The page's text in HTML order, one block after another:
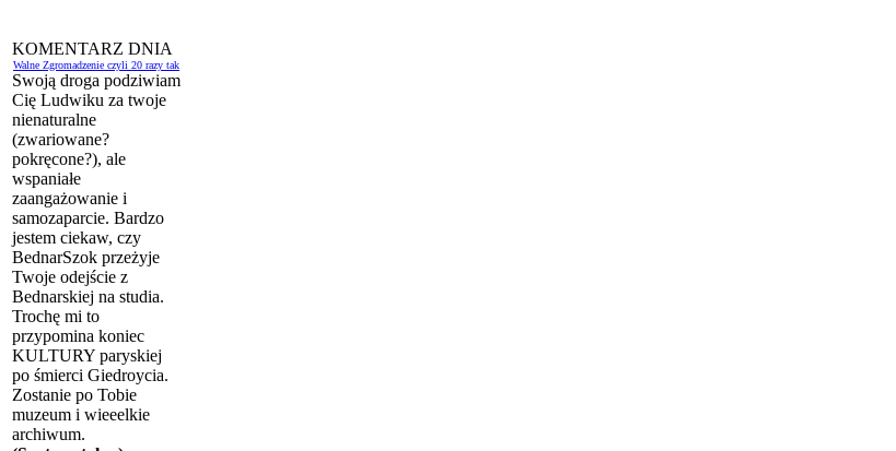
KOMENTARZ DNIA
Walne Zgromadzenie czyli 20 razy tak
Swoją droga podziwiam
Cię Ludwiku za twoje
nienaturalne
(zwariowane?
pokręcone?), ale
wspaniałe
zaangażowanie i
samozaparcie. Bardzo
jestem ciekaw, czy
BednarSzok przeżyje
Twoje odejście z
Bednarskiej na studia.
Trochę mi to
przypomina koniec
KULTURY paryskiej
po śmierci Giedroycia.
Zostanie po Tobie
muzeum i wieeelkie
archiwum.